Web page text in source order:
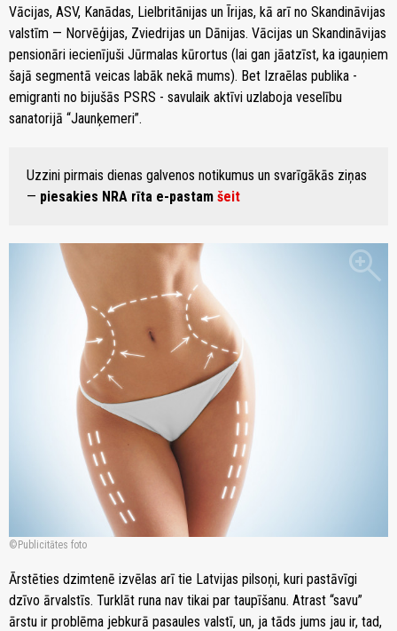
Vācijas, ASV, Kanādas, Lielbritānijas un Īrijas, kā arī no Skandināvijas
valstīm — Norvēģijas, Zviedrijas un Dānijas. Vācijas un Skandināvijas
pensionāri iecienījuši Jūrmalas kūrortus (lai gan jāatzīst, ka igauņiem
šajā segmentā veicas labāk nekā mums). Bet Izraēlas publika -
emigranti no bijušās PSRS - savulaik aktīvi uzlaboja veselību
sanatorijā “Jaunķemeri”.
Uzzini pirmais dienas galvenos notikumus un svarīgākās ziņas
— piesakies NRA rīta e-pastam šeit
zoom_in
Publicitātes foto
Ārstēties dzimtenē izvēlas arī tie Latvijas pilsoņi, kuri pastāvīgi
dzīvo ārvalstīs. Turklāt runa nav tikai par taupīšanu. Atrast “savu”
ārstu ir problēma jebkurā pasaules valstī, un, ja tāds jums jau ir, tad,